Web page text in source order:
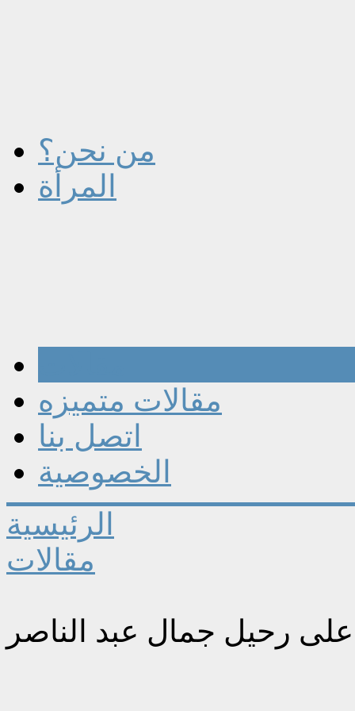
من نحن؟
المرأة
مقالات متميزه
اتصل بنا
الخصوصية
الرئيسية
مقالات
رحيل جمال عبد الناصر